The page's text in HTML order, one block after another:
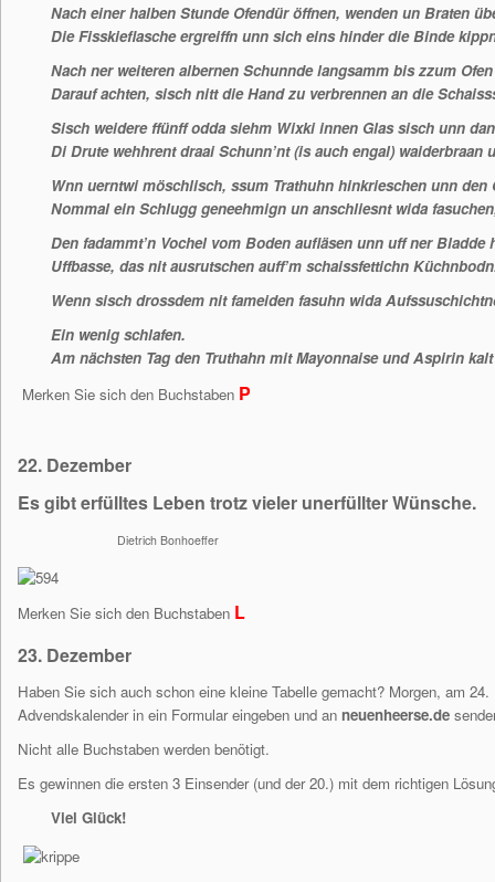
Nach einer halben Stunde Ofendür öffnen, wenden un Braten
Die Fisskieflasche ergreiffn unn sich eins hinder die Binde
Nach ner weiteren albernen Schunnde langsamm bis zzum
Darauf achten, sisch nitt die Hand zu verbrennen an die
Sisch weidere ffünff odda siehm Wixki innen Glas sisch unn
Di Drute wehhrent draai Schunn’nt (is auch engal) waiderbraan
Wnn uerntwi möschlisch, ssum Trathuhn hinkrieschen unn den
Nommal ein Schlugg geneehmign un anschliesnt wida
Den fadammt’n Vochel vom Boden aufläsen unn uff ner Bladde
Uffbasse, das nit ausrutschen auff’m schaissfettichn
Wenn sisch drossdem nit fameiden fasuhn wida
Ein wenig schlafen.
Am nächsten Tag den Truthahn mit Mayonnaise und Aspirin
Merken Sie sich den Buchstaben P
22. Dezember
Es gibt erfülltes Leben trotz vieler unerfüllter Wünsche.
Dietrich Bonhoeffer
Merken Sie sich den Buchstaben L
23. Dezember
Haben Sie sich auch schon eine kleine Tabelle gemacht? Morgen, am
Advendskalender in ein Formular eingeben und an neuenheerse.de
Nicht alle Buchstaben werden benötigt.
Es gewinnen die ersten 3 Einsender (und der 20.) mit dem richtigen
Viel Glück!